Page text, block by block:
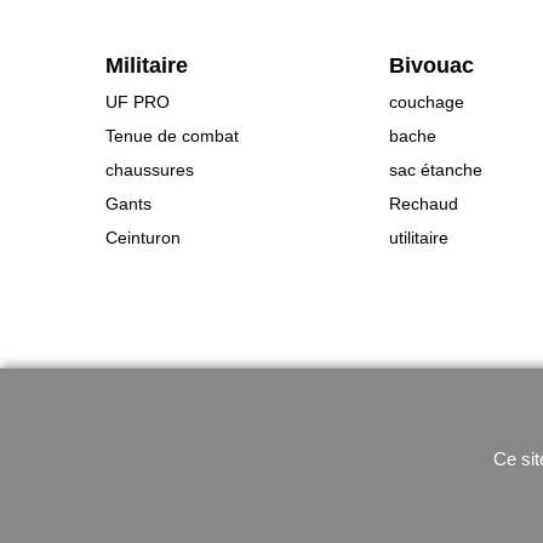
Militaire
UF PRO
Tenue de combat
chaussures
Gants
Ceinturon
Bivouac
couchage
bache
sac étanche
Rechaud
utilitaire
Ce